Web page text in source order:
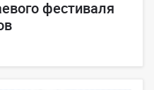
фестиваля